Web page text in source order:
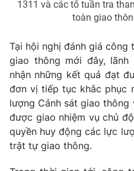
® Cấm sao chép dưới mọi hình
thuận bằng văn bản. Ghi rõ
thông tin từ website này.
1311 và các tổ tuần tra
toàn giao
Tại hội nghị đánh giá
giao thông mới đây, lãnh
nhận những kết quả đạt
đơn vị tiếp tục khắc phục
lượng Cảnh sát giao
được giao nhiệm vụ chủ
quyền huy động các lực
trật tự giao thông.